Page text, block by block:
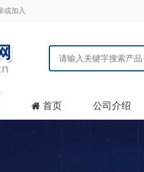
或加入
 首页 公司介绍